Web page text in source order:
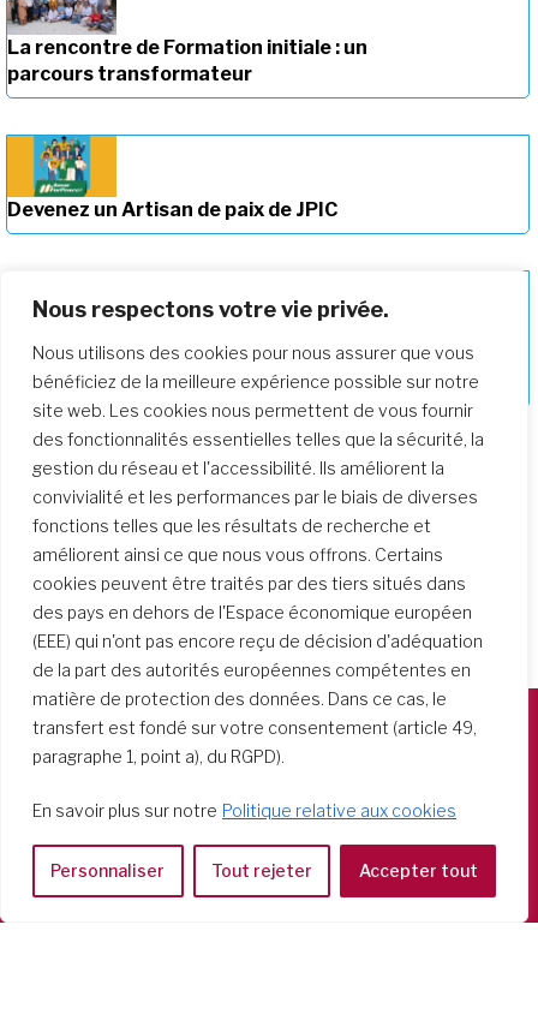
Nous respectons votre vie privée.
Nous utilisons des cookies pour nous assurer que vous
bénéficiez de la meilleure expérience possible sur notre
site web. Les cookies nous permettent de vous fournir
des fonctionnalités essentielles telles que la sécurité, la
gestion du réseau et l'accessibilité. Ils améliorent la
convivialité et les performances par le biais de diverses
fonctions telles que les résultats de recherche et
améliorent ainsi ce que nous vous offrons. Certains
cookies peuvent être traités par des tiers situés dans
des pays en dehors de l'Espace économique européen
(EEE) qui n'ont pas encore reçu de décision d'adéquation
de la part des autorités européennes compétentes en
matière de protection des données. Dans ce cas, le
transfert est fondé sur votre consentement (article 49,
paragraphe 1, point a), du RGPD).
En savoir plus sur notre Politique relative aux cookies
Personnaliser Tout rejeter Accepter tout
La rencontre de Formation initiale : un
parcours transformateur
Devenez un Artisan de paix de JPIC
Approfondir notre parcours de
formation
Società del Sacro Cuore
Via Tarquinio Vipera, 16 - 00152 Roma
Tel: 06 58 23 03 32 or 06 58 20 31 17